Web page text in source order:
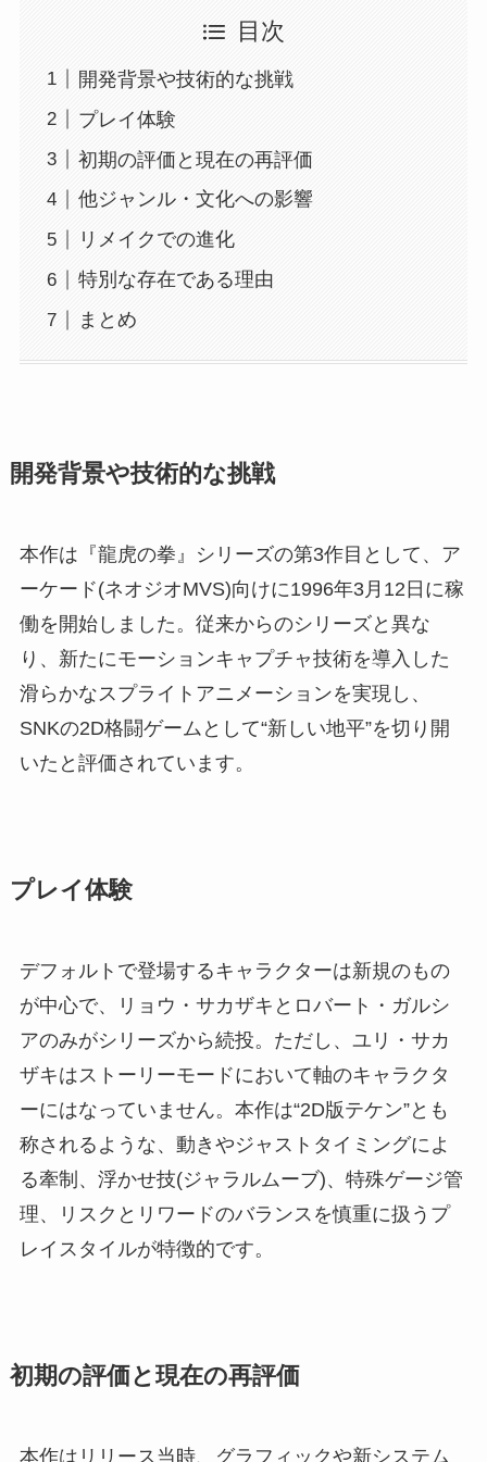
目次
開発背景や技術的な挑戦
プレイ体験
初期の評価と現在の再評価
他ジャンル・文化への影響
リメイクでの進化
特別な存在である理由
まとめ
開発背景や技術的な挑戦
本作は『龍虎の拳』シリーズの第3作目として、ア
ーケード(ネオジオMVS)向けに1996年3月12日に稼
働を開始しました。従来からのシリーズと異な
り、新たにモーションキャプチャ技術を導入した
滑らかなスプライトアニメーションを実現し、
SNKの2D格闘ゲームとして“新しい地平”を切り開
いたと評価されています。
プレイ体験
デフォルトで登場するキャラクターは新規のもの
が中心で、リョウ・サカザキとロバート・ガルシ
アのみがシリーズから続投。ただし、ユリ・サカ
ザキはストーリーモードにおいて軸のキャラクタ
ーにはなっていません。本作は“2D版テケン”とも
称されるような、動きやジャストタイミングによ
る牽制、浮かせ技(ジャラルムーブ)、特殊ゲージ管
理、リスクとリワードのバランスを慎重に扱うプ
レイスタイルが特徴的です。
初期の評価と現在の再評価
本作はリリース当時、グラフィックや新システム